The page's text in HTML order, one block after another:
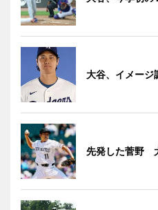
大谷、イメージ
先発した菅野